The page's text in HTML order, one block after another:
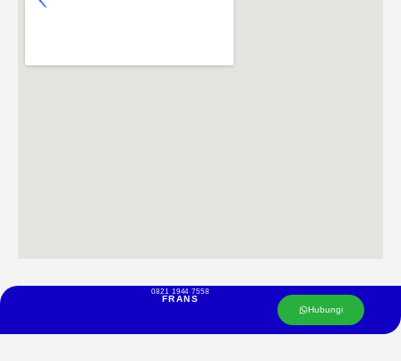
FRANS
0821 1944 7558
Hubungi